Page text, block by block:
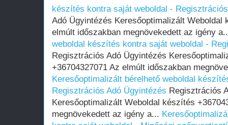
készítés kontra saját weboldal -
Adó Ügyintézés Keresőoptimalizált Weboldal
elmúlt időszakban megnövekedett az igény
weboldal készítés kontra saját weboldal -
Regisztrációs Adó Ügyintézés
+36704327071 Az elmúlt időszakban
Keresőoptimalizált bérelhető weboldal
Regisztrációs Adó Ügyintézés Regisztrációs
Keresőoptimalizált Weboldal készítés
megnövekedett az igény a...